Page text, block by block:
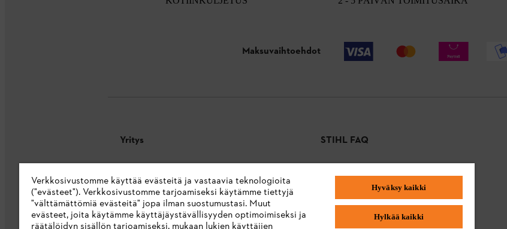
Maksuvaihtoehdot
Yritys
STIHL Integrity Line
STIHL-merkkikauppa
STIHL FAQ
Toimitus ja toimitus
Takaisin alkuun
Verkkosivustomme käyttää evästeitä ja vastaavia teknologioita
("evästeet"). Verkkosivustomme tarjoamiseksi käytämme tiettyjä
"välttämättömiä evästeitä" jopa ilman suostumustasi. Muut
evästeet, joita käytämme käyttäjäystävällisyyden optimoimiseksi ja
Hyväksy kaikki
Hylkää kaikki